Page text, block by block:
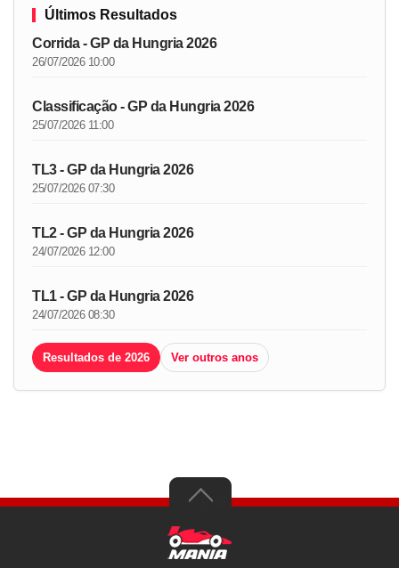
Últimos Resultados
Corrida - GP da Hungria 2026
26/07/2026 10:00
Classificação - GP da Hungria 2026
25/07/2026 11:00
TL3 - GP da Hungria 2026
25/07/2026 07:30
TL2 - GP da Hungria 2026
24/07/2026 12:00
TL1 - GP da Hungria 2026
24/07/2026 08:30
Resultados de 2026 Ver outros anos